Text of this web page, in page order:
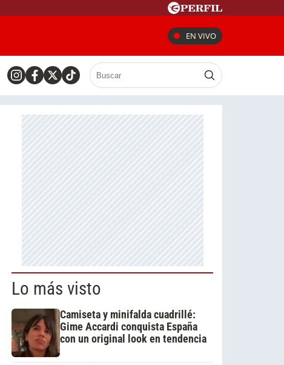
EN VIVO
Lo más visto
Camiseta y minifalda cuadrillé:
Gime Accardi conquista España
con un original look en tendencia